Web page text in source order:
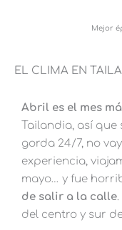
Mejor
EL CLIMA EN
Abril es el mes
Tailandia, así
gorda 24/7, no
experiencia,
mayo… y fue
de salir a la calle
del centro y sur